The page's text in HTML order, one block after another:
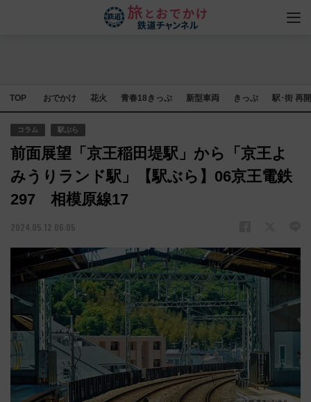
TOP おでかけ 花火 青春18きっぷ 新型車両 きっぷ 駅･街 再
コラム 駅ぶら
前面展望「京王稲田堤駅」から「京王よ
みうりランド駅」【駅ぶら】06京王電鉄
297 相模原線17
2024.05.12 06:05